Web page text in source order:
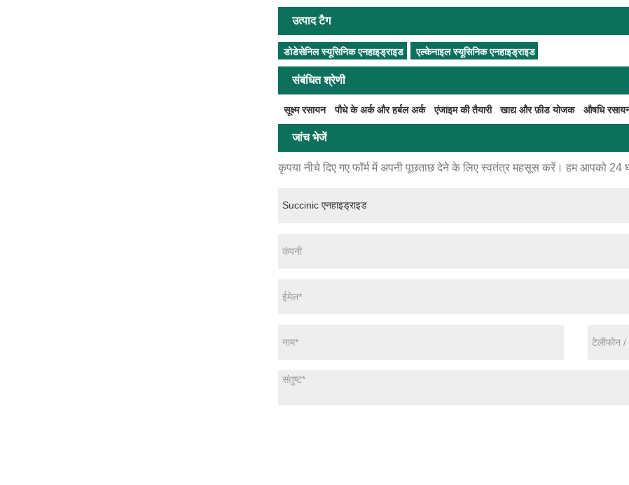
उत्पाद टैग
डोडेसेनिल स्यूसिनिक एनहाइड्राइड एल्केनाइल स्यूसिनिक एनहाइड्राइड
संबंधित श्रेणी
सूक्ष्म रसायन पौधे के अर्क और हर्बल अर्क एंजाइम की तैयारी खाद्य और फ़ीड योजक औषधि
जांच भेजें
कृपया नीचे दिए गए फॉर्म में अपनी पूछताछ देने के लिए स्वतंत्र महसूस करें। हम आपको 24